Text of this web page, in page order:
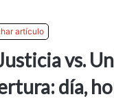
artículo
vs.
día,